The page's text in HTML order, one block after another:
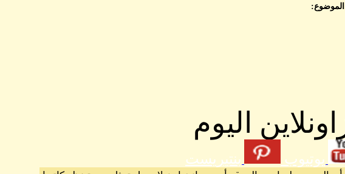
الموضوع:
اليوم
يوتيوب بنتيريست